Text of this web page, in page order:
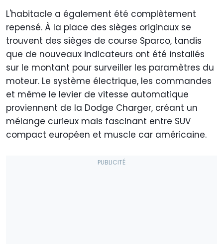
L'habitacle a également été complètement
repensé. À la place des sièges originaux se
trouvent des sièges de course Sparco, tandis
que de nouveaux indicateurs ont été installés
sur le montant pour surveiller les paramètres du
moteur. Le système électrique, les commandes
et même le levier de vitesse automatique
proviennent de la Dodge Charger, créant un
mélange curieux mais fascinant entre SUV
compact européen et muscle car américaine.